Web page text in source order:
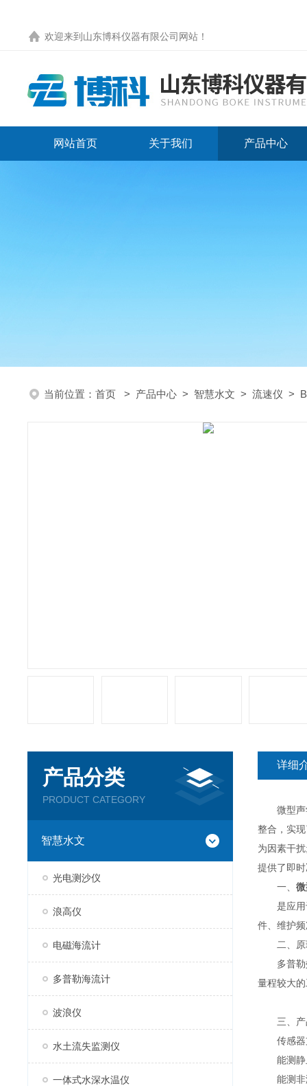
欢迎来到 山东博科仪器有限公司网站 ！
网站首页 关于我们 产品中心
当前位置： 首页 > 产品中心 > 智慧水文 > 流速仪 >
产品分类
PRODUCT CATEGORY
智慧水文
光电测沙仪
浪高仪
电磁海流计
多普勒海流计
波浪仪
水土流失监测仪
一体式水深水温仪
详细
微型声学
整合，实
为因素干
提供了即
一、
是应用于
件、维护
二、原
多普勒效
量程较大
三、产
传感器
能测静
能测非